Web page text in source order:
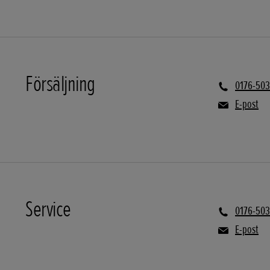
Försäljning
0176-
E-post
Service
0176-
E-post